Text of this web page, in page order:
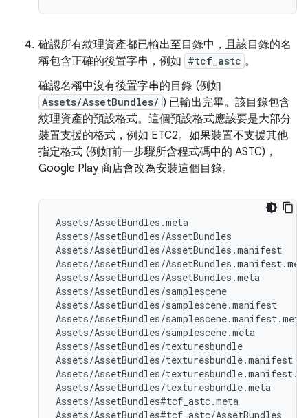
確認所有紋理資產都已輸出至目錄中，且該目錄的名
稱包含正確的後置字串，例如 #tcf_astc 。
確認名稱中沒有後置字串的目錄 (例如
Assets/AssetBundles/ ) 已輸出完畢。該目錄包含
紋理資產的預設格式。這個預設格式應該要是大部分
裝置支援的格式，例如 ETC2。如果裝置不支援其他
指定格式 (例如前一步驟所含程式碼中的 ASTC)，
Google Play 商店會改為安裝這個目錄。
Assets/AssetBundles.meta
Assets/AssetBundles/AssetBundles
Assets/AssetBundles/AssetBundles.manifest
Assets/AssetBundles/
Assets/AssetBundles/AssetBundles.meta
Assets/AssetBundles/samplescene
Assets/AssetBundles/samplescene.manifest
Assets/AssetBundles/samplescene.manifest.meta
Assets/AssetBundles/samplescene.meta
Assets/AssetBundles/texturesbundle
Assets/AssetBundles/texturesbundle.manifest
Assets/AssetBundles/
Assets/AssetBundles/texturesbundle.meta
Assets/AssetBundles#tcf_astc.meta
Assets/AssetBundles#tcf_astc/AssetBundles